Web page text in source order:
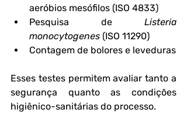
aeróbios mesófilos (ISO 4833)
Pesquisa de Listeria
monocytogenes (ISO 11290)
Contagem de bolores e leveduras
Esses testes permitem avaliar tanto a
segurança quanto as condições
higiênico-sanitárias do processo.